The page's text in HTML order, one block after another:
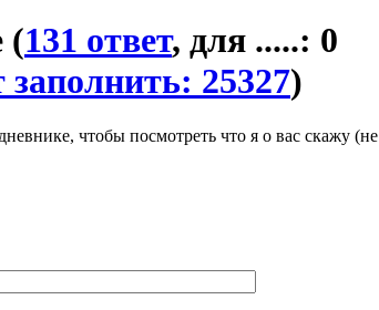
(131 ответ, для .....: 0
заполнить: 25327)
чтобы посмотреть что я о вас скажу (не